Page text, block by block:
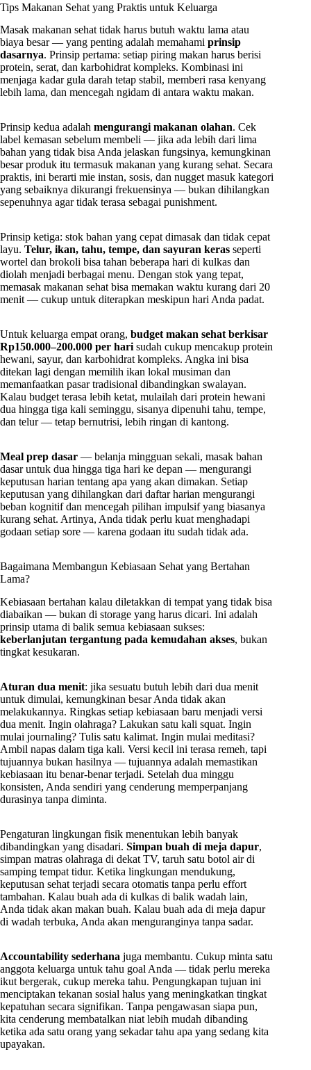
Tips Makanan Sehat yang Praktis untuk Keluarga
Masak makanan sehat tidak harus butuh waktu lama atau
biaya besar — yang penting adalah memahami prinsip
dasarnya. Prinsip pertama: setiap piring makan harus berisi
protein, serat, dan karbohidrat kompleks. Kombinasi ini
menjaga kadar gula darah tetap stabil, memberi rasa kenyang
lebih lama, dan mencegah ngidam di antara waktu makan.
Prinsip kedua adalah mengurangi makanan olahan. Cek
label kemasan sebelum membeli — jika ada lebih dari lima
bahan yang tidak bisa Anda jelaskan fungsinya, kemungkinan
besar produk itu termasuk makanan yang kurang sehat. Secara
praktis, ini berarti mie instan, sosis, dan nugget masuk kategori
yang sebaiknya dikurangi frekuensinya — bukan dihilangkan
sepenuhnya agar tidak terasa sebagai punishment.
Prinsip ketiga: stok bahan yang cepat dimasak dan tidak cepat
layu. Telur, ikan, tahu, tempe, dan sayuran keras seperti
wortel dan brokoli bisa tahan beberapa hari di kulkas dan
diolah menjadi berbagai menu. Dengan stok yang tepat,
memasak makanan sehat bisa memakan waktu kurang dari 20
menit — cukup untuk diterapkan meskipun hari Anda padat.
Untuk keluarga empat orang, budget makan sehat berkisar
Rp150.000–200.000 per harisudah cukup mencakup protein
hewani, sayur, dan karbohidrat kompleks. Angka ini bisa
ditekan lagi dengan memilih ikan lokal musiman dan
memanfaatkan pasar tradisional dibandingkan swalayan.
Kalau budget terasa lebih ketat, mulailah dari protein hewani
dua hingga tiga kali seminggu, sisanya dipenuhi tahu, tempe,
dan telur — tetap bernutrisi, lebih ringan di kantong.
Meal prep dasar — belanja mingguan sekali, masak bahan
dasar untuk dua hingga tiga hari ke depan — mengurangi
keputusan harian tentang apa yang akan dimakan. Setiap
keputusan yang dihilangkan dari daftar harian mengurangi
beban kognitif dan mencegah pilihan impulsif yang biasanya
kurang sehat. Artinya, Anda tidak perlu kuat menghadapi
godaan setiap sore — karena godaan itu sudah tidak ada.
Bagaimana Membangun Kebiasaan Sehat yang Bertahan
Lama?
Kebiasaan bertahan kalau diletakkan di tempat yang tidak bisa
diabaikan — bukan di storage yang harus dicari. Ini adalah
prinsip utama di balik semua kebiasaan sukses:
keberlanjutan tergantung pada kemudahan akses, bukan
tingkat kesukaran.
Aturan dua menit: jika sesuatu butuh lebih dari dua menit
untuk dimulai, kemungkinan besar Anda tidak akan
melakukannya. Ringkas setiap kebiasaan baru menjadi versi
dua menit. Ingin olahraga? Lakukan satu kali squat. Ingin
mulai journaling? Tulis satu kalimat. Ingin mulai meditasi?
Ambil napas dalam tiga kali. Versi kecil ini terasa remeh, tapi
tujuannya bukan hasilnya — tujuannya adalah memastikan
kebiasaan itu benar-benar terjadi. Setelah dua minggu
konsisten, Anda sendiri yang cenderung memperpanjang
durasinya tanpa diminta.
Pengaturan lingkungan fisik menentukan lebih banyak
dibandingkan yang disadari. Simpan buah di meja dapur,
simpan matras olahraga di dekat TV, taruh satu botol air di
samping tempat tidur. Ketika lingkungan mendukung,
keputusan sehat terjadi secara otomatis tanpa perlu effort
tambahan. Kalau buah ada di kulkas di balik wadah lain,
Anda tidak akan makan buah. Kalau buah ada di meja dapur
di wadah terbuka, Anda akan menguranginya tanpa sadar.
Accountability sederhana juga membantu. Cukup minta satu
anggota keluarga untuk tahu goal Anda — tidak perlu mereka
ikut bergerak, cukup mereka tahu. Pengungkapan tujuan ini
menciptakan tekanan sosial halus yang meningkatkan tingkat
kepatuhan secara signifikan. Tanpa pengawasan siapa pun,
kita cenderung membatalkan niat lebih mudah dibanding
ketika ada satu orang yang sekadar tahu apa yang sedang kita
upayakan.